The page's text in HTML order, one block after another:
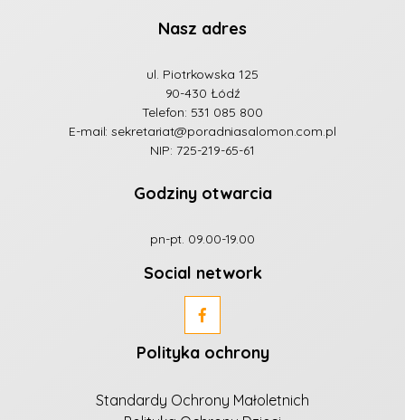
Nasz adres
ul. Piotrkowska 125
90-430 Łódź
Telefon: 531 085 800
E-mail:sekretariat@poradniasalomon.com.pl
NIP: 725-219-65-61
Godziny otwarcia
pn-pt. 09.00-19.00
Social network
Polityka ochrony
Standardy Ochrony Małoletnich